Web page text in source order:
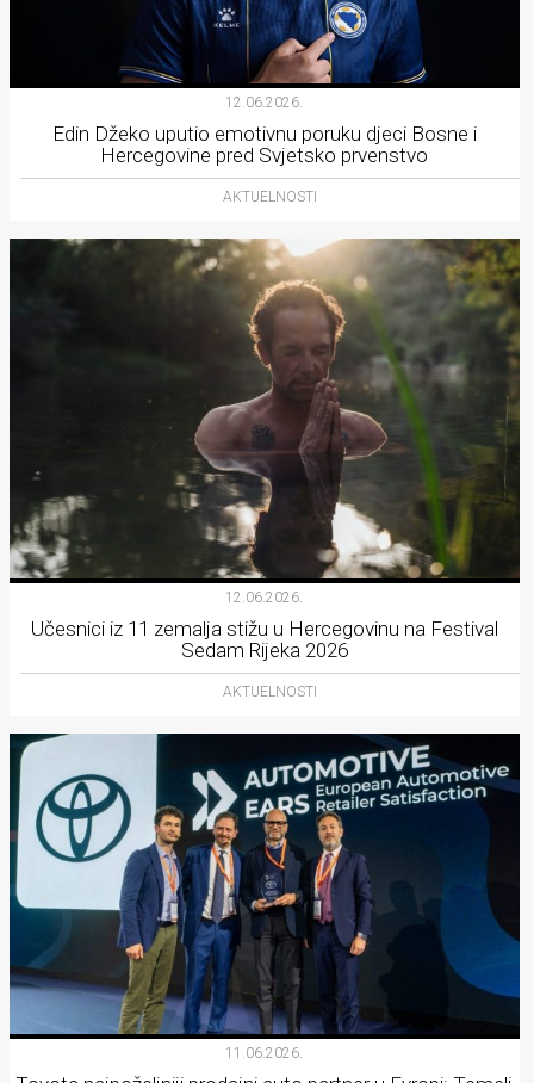
12.06.2026.
Edin Džeko uputio emotivnu poruku djeci Bosne i
Hercegovine pred Svjetsko prvenstvo
AKTUELNOSTI
12.06.2026.
Učesnici iz 11 zemalja stižu u Hercegovinu na Festival
Sedam Rijeka 2026
AKTUELNOSTI
11.06.2026.